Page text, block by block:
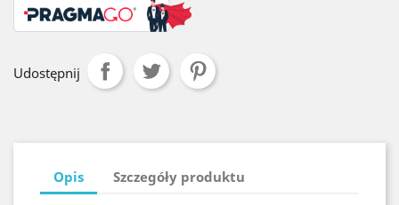
Udostępnij
Opis Szczegóły produktu